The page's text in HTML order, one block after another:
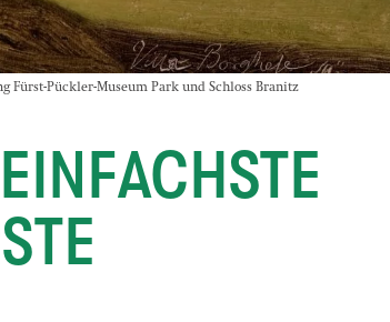
Fürst-Pückler-Museum Park und Schloss Branitz